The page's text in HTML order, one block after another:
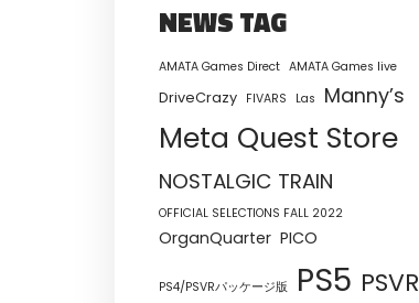
NEWS TAG
AMATA Games Direct AMATA Games live
DriveCrazy FIVARS Las Manny’s
Meta Quest Store
NOSTALGIC TRAIN
OFFICIAL SELECTIONS FALL 2022
OrganQuarter PICO
PS4/PSVRパッケージ版 PS5 PSVR